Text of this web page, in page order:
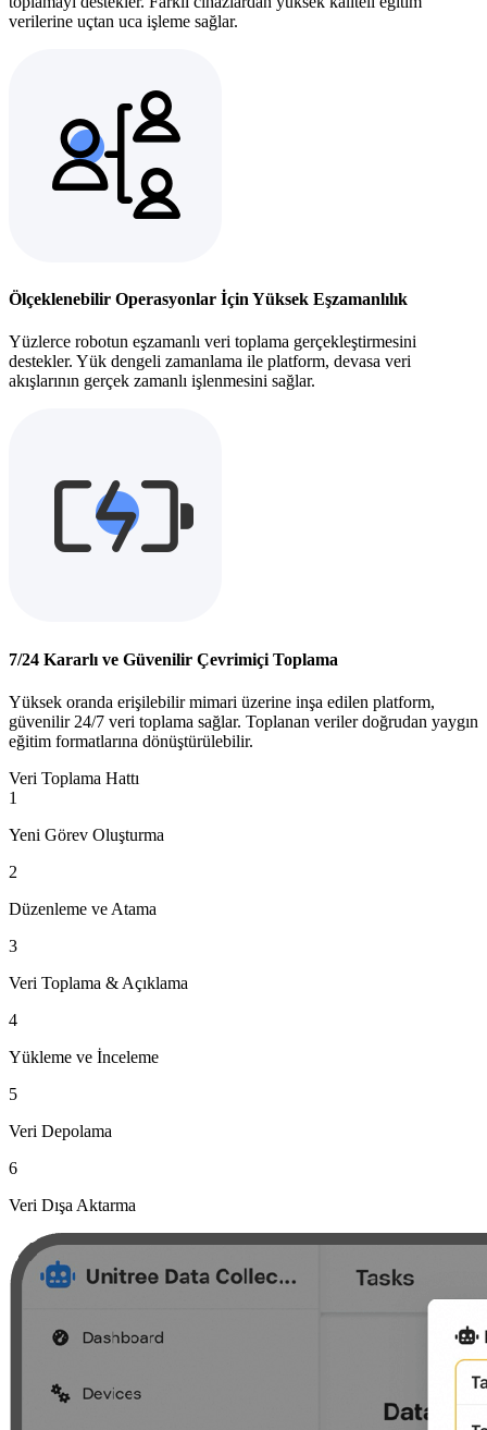
verilerine uçtan uca işleme sağlar.
Ölçeklenebilir Operasyonlar İçin Yüksek Eşzamanlılık
Yüzlerce robotun eşzamanlı veri toplama gerçekleştirmesini
destekler. Yük dengeli zamanlama ile platform, devasa veri
akışlarının gerçek zamanlı işlenmesini sağlar.
7/24 Kararlı ve Güvenilir Çevrimiçi Toplama
Yüksek oranda erişilebilir mimari üzerine inşa edilen platform,
güvenilir 24/7 veri toplama sağlar. Toplanan veriler doğrudan yaygın
eğitim formatlarına dönüştürülebilir.
Veri Toplama Hattı
1
Yeni Görev Oluşturma
2
Düzenleme ve Atama
3
Veri Toplama & Açıklama
4
Yükleme ve İnceleme
5
Veri Depolama
6
Veri Dışa Aktarma